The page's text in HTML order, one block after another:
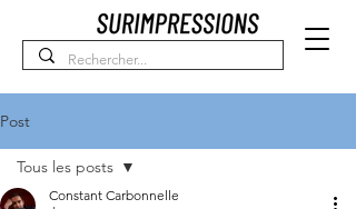
Post
Tous les posts
Constant Carbonnelle